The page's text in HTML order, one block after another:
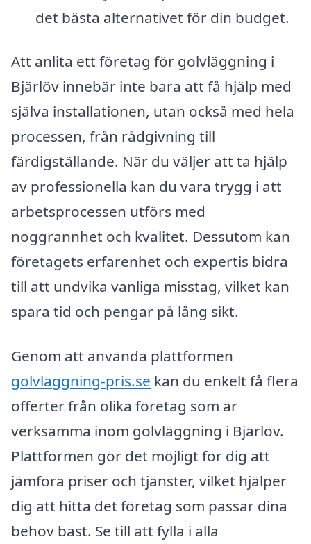
det bästa alternativet för din budget.
Att anlita ett företag för golvläggning i
Bjärlöv innebär inte bara att få hjälp med
själva installationen, utan också med hela
processen, från rådgivning till
färdigställande. När du väljer att ta hjälp
av professionella kan du vara trygg i att
arbetsprocessen utförs med
noggrannhet och kvalitet. Dessutom kan
företagets erfarenhet och expertis bidra
till att undvika vanliga misstag, vilket kan
spara tid och pengar på lång sikt.
Genom att använda plattformen
golvläggning-pris.se kan du enkelt få flera
offerter från olika företag som är
verksamma inom golvläggning i Bjärlöv.
Plattformen gör det möjligt för dig att
jämföra priser och tjänster, vilket hjälper
dig att hitta det företag som passar dina
behov bäst. Se till att fylla i alla